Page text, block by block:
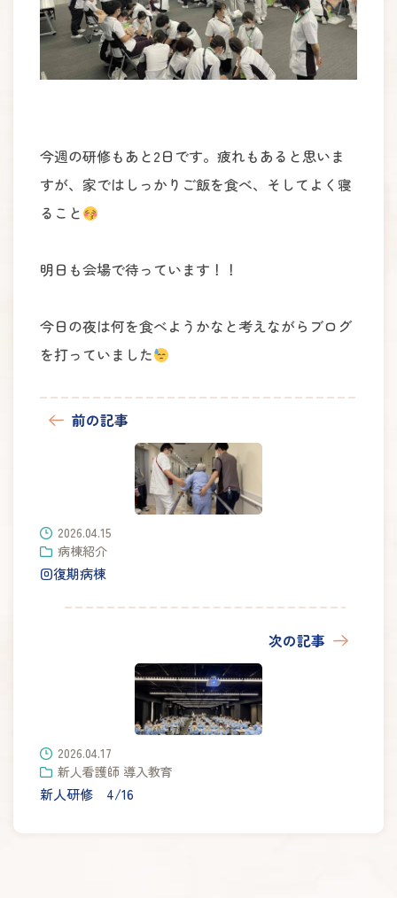
今週の研修もあと2日です。疲れもあると思いま
すが、家ではしっかりご飯を食べ、そしてよく寝
ること
明日も会場で待っています！！
今日の夜は何を食べようかなと考えながらブログ
を打っていました
前の記事
2026.04.15
病棟紹介
回復期病棟
次の記事
2026.04.17
新人看護師 導入教育
新人研修 4/16